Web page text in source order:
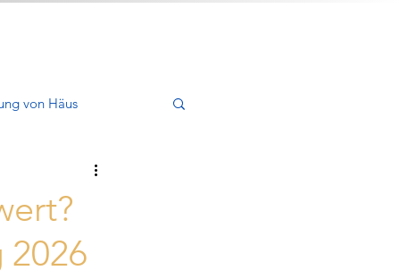
von Häus